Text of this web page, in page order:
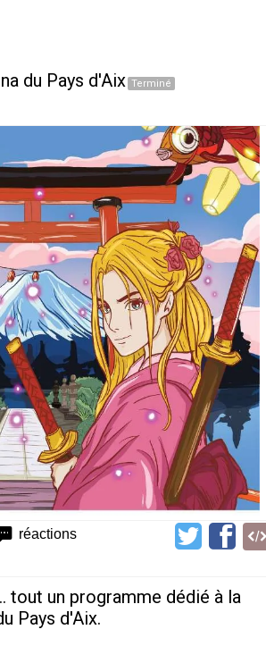
du Pays d'Aix Terminé
réactions
tout un programme dédié à la
Pays d'Aix.